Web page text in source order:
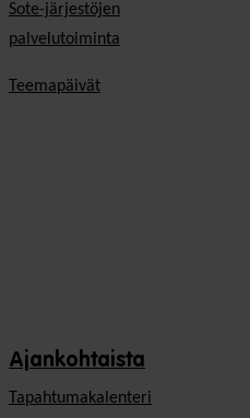
Sote-järjestöjen
palvelutoiminta
Teemapäivät
Ajankohtaista
Tapahtumakalenteri